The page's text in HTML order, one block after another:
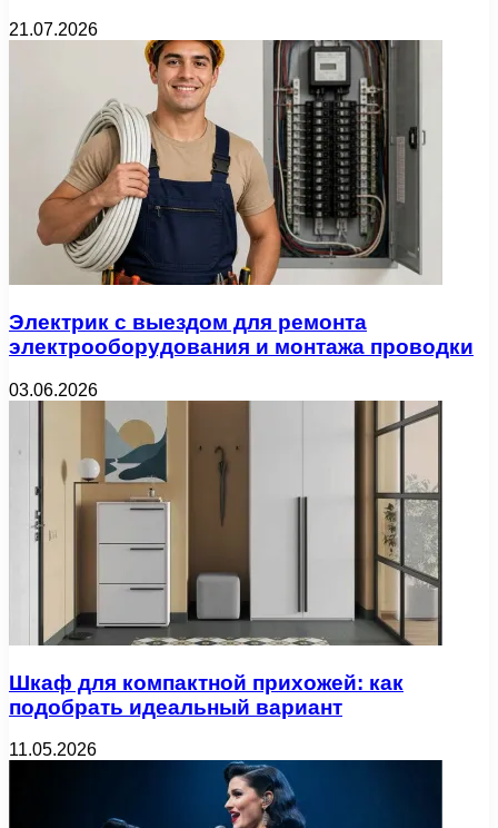
21.07.2026
Электрик с выездом для ремонта
электрооборудования и монтажа проводки
03.06.2026
Шкаф для компактной прихожей: как
подобрать идеальный вариант
11.05.2026